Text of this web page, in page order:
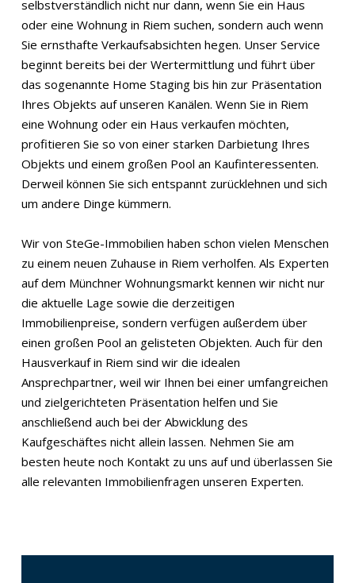
selbstverständlich nicht nur dann, wenn Sie ein Haus
oder eine Wohnung in Riem suchen, sondern auch wenn
Sie ernsthafte Verkaufsabsichten hegen. Unser Service
beginnt bereits bei der Wertermittlung und führt über
das sogenannte Home Staging bis hin zur Präsentation
Ihres Objekts auf unseren Kanälen. Wenn Sie in Riem
eine Wohnung oder ein Haus verkaufen möchten,
profitieren Sie so von einer starken Darbietung Ihres
Objekts und einem großen Pool an Kaufinteressenten.
Derweil können Sie sich entspannt zurücklehnen und sich
um andere Dinge kümmern.
Wir von SteGe-Immobilien haben schon vielen Menschen
zu einem neuen Zuhause in Riem verholfen. Als Experten
auf dem Münchner Wohnungsmarkt kennen wir nicht nur
die aktuelle Lage sowie die derzeitigen
Immobilienpreise, sondern verfügen außerdem über
einen großen Pool an gelisteten Objekten. Auch für den
Hausverkauf in Riem sind wir die idealen
Ansprechpartner, weil wir Ihnen bei einer umfangreichen
und zielgerichteten Präsentation helfen und Sie
anschließend auch bei der Abwicklung des
Kaufgeschäftes nicht allein lassen. Nehmen Sie am
besten heute noch Kontakt zu uns auf und überlassen Sie
alle relevanten Immobilienfragen unseren Experten.